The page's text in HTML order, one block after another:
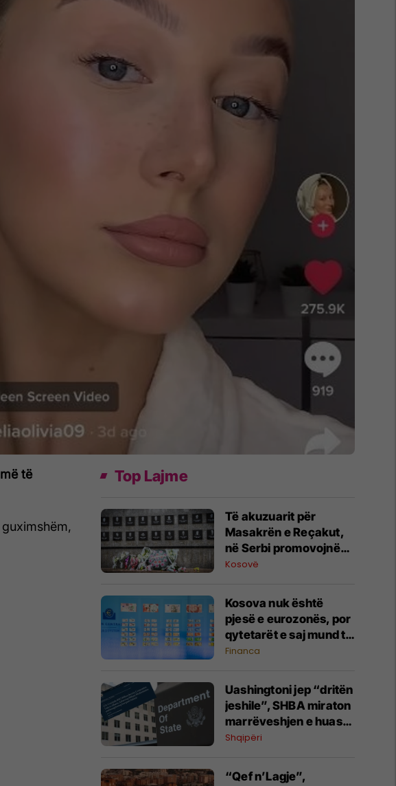
të
Top Lajme
Të akuzuarit për
Masakrën e Reçakut,
në Serbi promovojnë
mohimin e krimit
Kosovë
Kosova nuk është
pjesë e eurozonës, por
qytetarët e saj mund të
votojnë për dizajnin e ri
euro
Financa
Uashingtoni jep “dritën
jeshile”, SHBA miraton
marrëveshjen e huasë
prej 302 milionë
shqiptare
Shqipëri
“Qef n’Lagje”,